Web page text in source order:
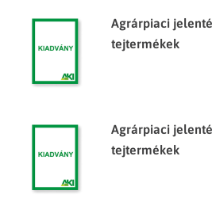
Agrárpiaci
tejtermékek
Agrárpiaci
tejtermékek